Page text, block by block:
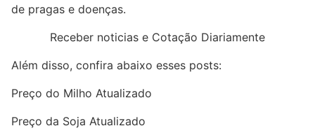
de pragas e doenças.
Receber noticias e Cotação Diariamente
Além disso, confira abaixo esses posts:
Preço do Milho Atualizado
Preço da Soja Atualizado